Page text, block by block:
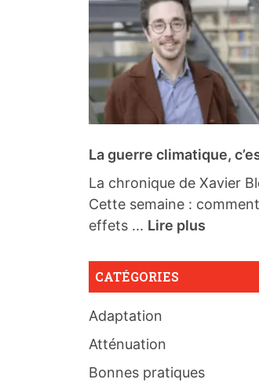
La guerre climatique,
La chronique de Xavier
Cette semaine :
effets ... Lire plus
CATÉGORIES
Adaptation
Atténuation
Bonnes pratiques